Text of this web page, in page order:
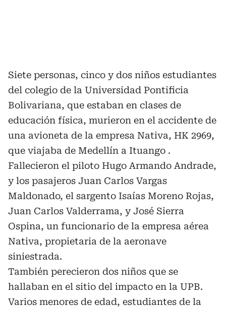
Siete personas, cinco y dos niños estudiantes
del colegio de la Universidad Pontificia
Bolivariana, que estaban en clases de
educación física, murieron en el accidente de
una avioneta de la empresa Nativa, HK 2969,
que viajaba de Medellín a Ituango .
Fallecieron el piloto Hugo Armando Andrade,
y los pasajeros Juan Carlos Vargas
Maldonado, el sargento Isaías Moreno Rojas,
Juan Carlos Valderrama, y José Sierra
Ospina, un funcionario de la empresa aérea
Nativa, propietaria de la aeronave
siniestrada.
También perecieron dos niños que se
hallaban en el sitio del impacto en la UPB.
Varios menores de edad, estudiantes de la